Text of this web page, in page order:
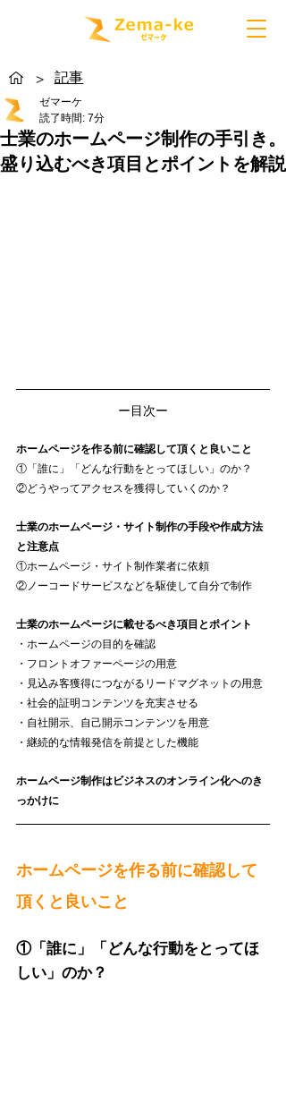
> 記事
士業のホームページ制作の手引き。
盛り込むべき項目とポイントを解説
ゼマーケ
読了時間: 7分
ー目次ー
ホームページを作る前に確認して頂くと良いこと
①「誰に」「どんな行動をとってほしい」のか？
②どうやってアクセスを獲得していくのか？
士業のホームページ・サイト制作の手段や作成方法
と注意点
①ホームページ・サイト制作業者に依頼
②ノーコードサービスなどを駆使して自分で制作
士業のホームページに載せるべき項目とポイント
・ホームページの目的を確認
・フロントオファーページの用意
・見込み客獲得につながるリードマグネットの用意
・社会的証明コンテンツを充実させる
・自社開示、自己開示コンテンツを用意
・継続的な情報発信を前提とした機能
ホームページ制作はビジネスのオンライン化へのき
っかけに
ホームページを作る前に確認して
頂くと良いこと
①「誰に」「どんな行動をとってほ
しい」のか？